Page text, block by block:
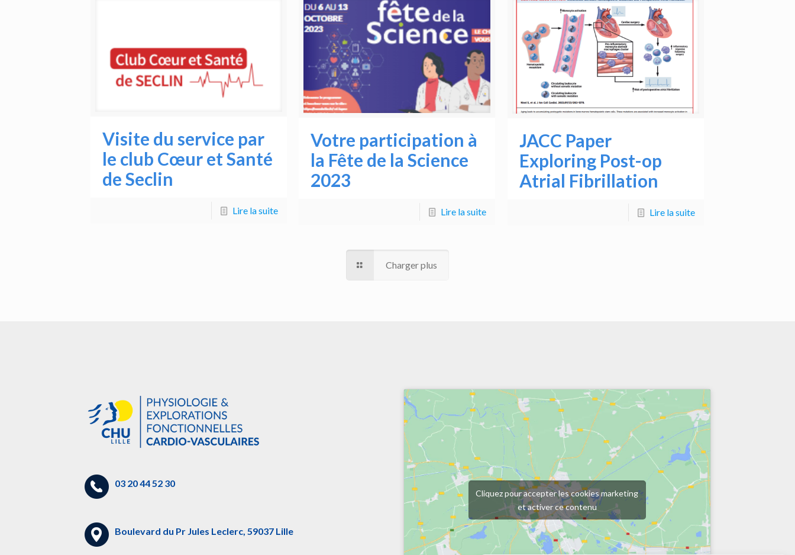
Visite du service par
le club Cœur et Santé
de Seclin
Lire la suite
Votre participation à
la Fête de la Science
2023
Lire la suite
JACC Paper
Exploring Post-op
Atrial Fibrillation
Lire la suite
Charger plus
03 20 44 52 30
Boulevard du Pr Jules Leclerc, 59037 Lille
Cliquez pour accepter les cookies marketing
et activer ce contenu